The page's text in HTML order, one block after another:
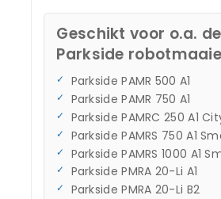
Geschikt voor o.a.
Parkside
Parkside PAMR 500 A1
Parkside PAMR 750 A1
Parkside PAMRC 250 A1
Parkside PAMRS 750 A1
Parkside PAMRS 1000 A1
Parkside PMRA 20-Li A1
Parkside PMRA 20-Li B2